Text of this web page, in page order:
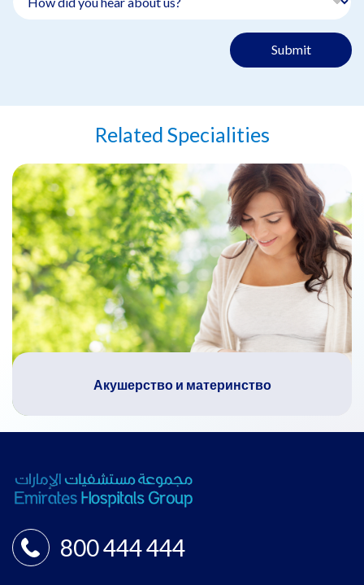
Submit
Related Specialities
Акушерство и материнство
800 444 444